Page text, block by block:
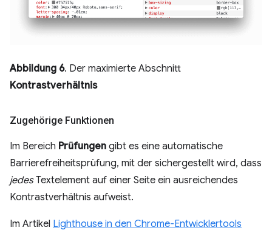
Abbildung 6. Der maximierte Abschnitt
Kontrastverhältnis
Zugehörige Funktionen
Im Bereich Prüfungen gibt es eine automatische
Barrierefreiheitsprüfung, mit der sichergestellt wird, dass
jedesTextelement auf einer Seite ein ausreichendes
Kontrastverhältnis aufweist.
Im Artikel Lighthouse in den Chrome-Entwicklertools